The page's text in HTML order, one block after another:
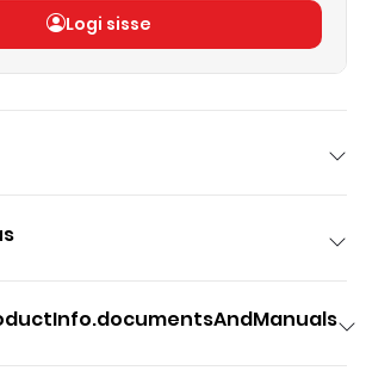
KM-ta)Logi sisse